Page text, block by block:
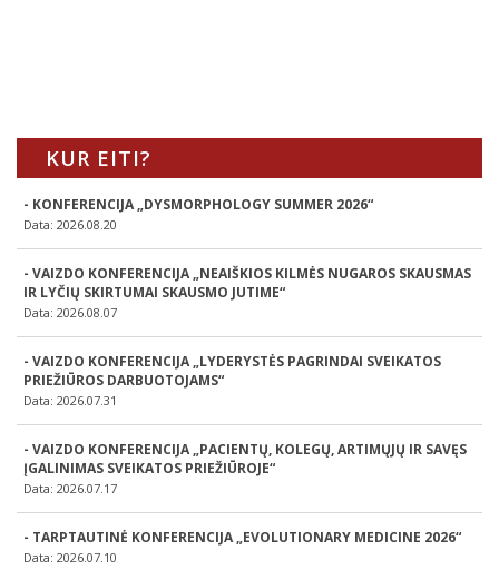
KUR EITI?
- KONFERENCIJA „DYSMORPHOLOGY SUMMER 2026“
Data: 2026.08.20
- VAIZDO KONFERENCIJA „NEAIŠKIOS KILMĖS NUGAROS SKAUSMAS
IR LYČIŲ SKIRTUMAI SKAUSMO JUTIME“
Data: 2026.08.07
- VAIZDO KONFERENCIJA „LYDERYSTĖS PAGRINDAI SVEIKATOS
PRIEŽIŪROS DARBUOTOJAMS“
Data: 2026.07.31
- VAIZDO KONFERENCIJA „PACIENTŲ, KOLEGŲ, ARTIMŲJŲ IR SAVĘS
ĮGALINIMAS SVEIKATOS PRIEŽIŪROJE“
Data: 2026.07.17
- TARPTAUTINĖ KONFERENCIJA „EVOLUTIONARY MEDICINE 2026“
Data: 2026.07.10